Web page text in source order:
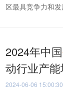
区最具竞争力和
2024年中国
动行业产能
2024-06-06 15:00:30